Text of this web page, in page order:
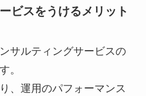
ビスをうけるメリット
サルティングサービスの
。
、運用のパフォーマンス